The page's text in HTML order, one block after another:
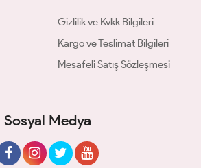
Gizlilik ve Kvkk Bilgileri
Kargo ve Teslimat Bilgileri
Mesafeli Satış Sözleşmesi
Sosyal Medya